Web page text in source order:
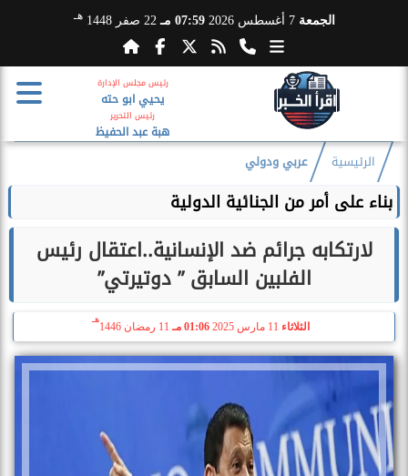
الجمعة 7 أغسطس 2026 07:59 مـ 22 صفر 1448 هـ
رئيس مجلس الإدارة
يحيي ابو حته
رئيس التحرير
هبة عبد الحفيظ
الرئيسية عربي ودولي
بناء على أمر من الجنائية الدولية
لارتكابه جرائم ضد الإنسانية..اعتقال رئيس
الفلبين السابق ” دوتيرتي”
الثلاثاء 01:06 مـ 11 رمضان 1446
هـ